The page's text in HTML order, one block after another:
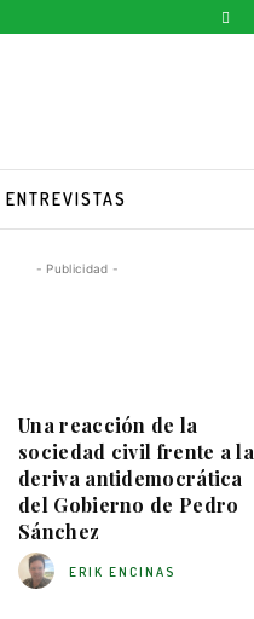
ENTREVISTAS
- Publicidad -
Una reacción de la
sociedad civil frente a la
deriva antidemocrática
del Gobierno de Pedro
Sánchez
ERIK ENCINAS